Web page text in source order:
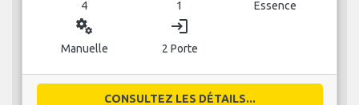
4 1 Essence
miscellaneous_services
Manuelle
login
2 Porte
CONSULTEZ LES DÉTAILS...